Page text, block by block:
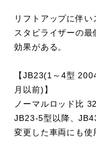
リフトアップに伴い
スタビライザーの
効果がある。
【JB23(1～4型
月以前)】
ノーマルロッド比
JB23-5型以降、
変更した車両にも使